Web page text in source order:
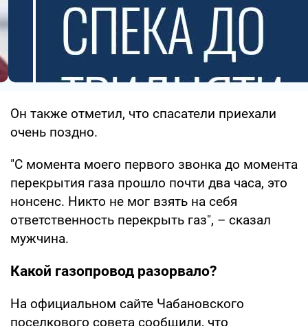
Он также отметил, что спасатели приехали
очень поздно.
"С момента моего первого звонка до момента
перекрытия газа прошло почти два часа, это
нонсенс. Никто не мог взять на себя
ответственность перекрыть газ", – сказал
мужчина.
Какой газопровод разорвало?
На официальном сайте Чабановского
поселкового совета сообщили, что